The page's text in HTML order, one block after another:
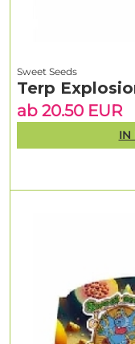
Sweet Seeds
Terp
ab 20.50 EUR
IN